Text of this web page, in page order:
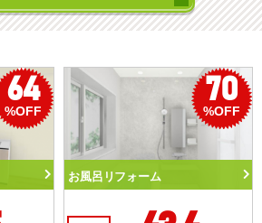
70
%OFF
お風呂リフォーム トイレリフ